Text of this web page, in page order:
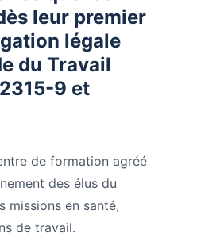
leur premier
légale
du Travail
9 et
de formation agréé
des élus du
missions en santé,
de travail.